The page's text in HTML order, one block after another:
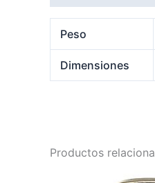
Peso
Dimensiones
Productos